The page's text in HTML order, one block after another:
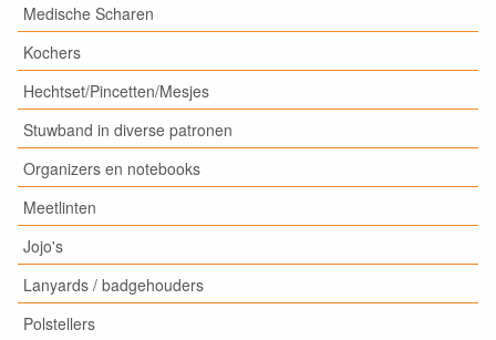
Medische Scharen
Kochers
Hechtset/Pincetten/Mesjes
Stuwband in diverse patronen
Organizers en notebooks
Meetlinten
Jojo's
Lanyards / badgehouders
Polstellers